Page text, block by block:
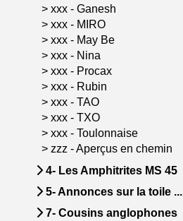
> xxx - Ganesh
> xxx - MIRO
> xxx - May Be
> xxx - Nina
> xxx - Procax
> xxx - Rubin
> xxx - TAO
> xxx - TXO
> xxx - Toulonnaise
> zzz - Aperçus en chemin
4- Les Amphitrites MS 45
5- Annonces sur la toile ...
7- Cousins anglophones